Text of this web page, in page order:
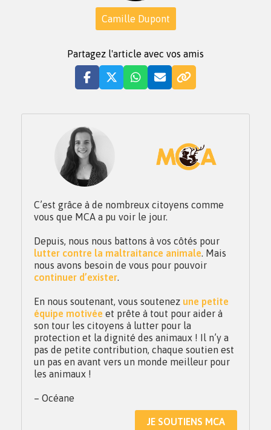
Camille Dupont
Partagez l'article avec vos amis
C’est grâce à de nombreux citoyens comme
vous que MCA a pu voir le jour.
Depuis, nous nous battons à vos côtés pour
lutter contre la maltraitance animale. Mais
nous avons besoin de vous pour pouvoir
continuer d’exister.
En nous soutenant, vous soutenez une petite
équipe motivée et prête à tout pour aider à
son tour les citoyens à lutter pour la
protection et la dignité des animaux ! Il n’y a
pas de petite contribution, chaque soutien est
un pas en avant vers un monde meilleur pour
les animaux !
– Océane
JE SOUTIENS MCA